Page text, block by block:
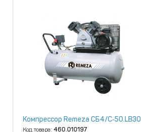
Компрессор Remeza СБ4/С‑50.LB30
Код товара:460.010197